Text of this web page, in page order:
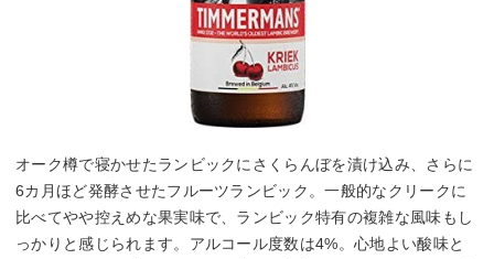
オーク樽で寝かせたランビックにさくらんぼを漬け込み、さらに
6カ月ほど発酵させたフルーツランビック。一般的なクリークに
比べてやや控えめな果実味で、ランビック特有の複雑な風味もし
っかりと感じられます。アルコール度数は4%。心地よい酸味と